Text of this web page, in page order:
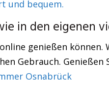
und bequem.
in den eigenen
genießen können.
Gebrauch. Genießen
Osnabrück